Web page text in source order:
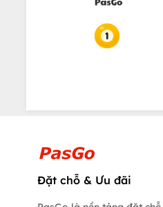
Đặt chỗ & Ưu đãi